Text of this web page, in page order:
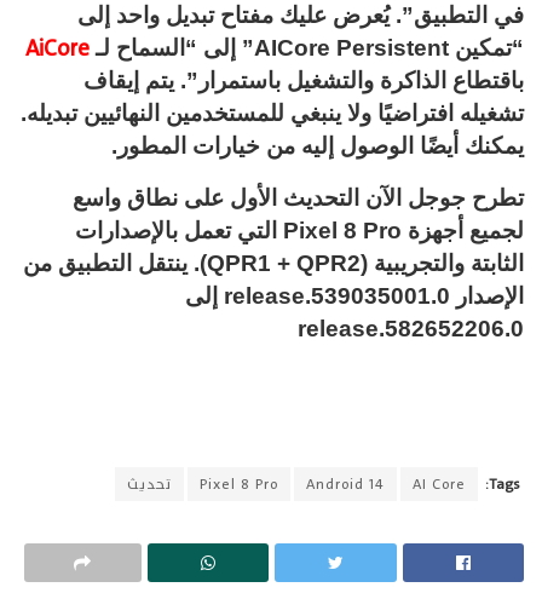
في التطبيق”. يُعرض عليك مفتاح تبديل واحد إلى
“تمكين AICore Persistent” إلى “السماح لـ
AiCore
باقتطاع الذاكرة والتشغيل باستمرار”. يتم إيقاف
تشغيله افتراضيًا ولا ينبغي للمستخدمين النهائيين تبديله.
يمكنك أيضًا الوصول إليه من خيارات المطور.
تطرح جوجل الآن التحديث الأول على نطاق واسع
لجميع أجهزة Pixel 8 Pro التي تعمل بالإصدارات
الثابتة والتجريبية (QPR1 + QPR2). ينتقل التطبيق من
الإصدار 0.release.539035001 إلى
0.release.582652206
Tags:
AI Core
Android 14
Pixel 8 Pro تحديث